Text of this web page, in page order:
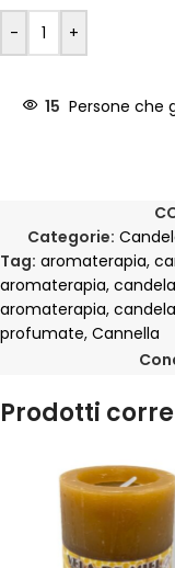
- +
15 Persone che
Categorie:
Tag: aromaterapia,
aromaterapia,
aromaterapia,
profumate, Cannella
Prodotti